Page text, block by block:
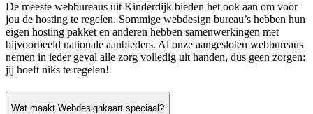
De meeste webbureaus uit Kinderdijk bieden het ook aan om voor
jou de hosting te regelen. Sommige webdesign bureau’s hebben hun
eigen hosting pakket en anderen hebben samenwerkingen met
bijvoorbeeld nationale aanbieders. Al onze aangesloten webbureaus
nemen in ieder geval alle zorg volledig uit handen, dus geen zorgen:
jij hoeft niks te regelen!
Wat maakt Webdesignkaart speciaal?